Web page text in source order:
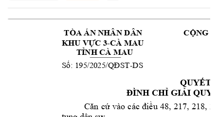
TÒA ÁN NHÂN DÂN CỘNG
KHU VỰC 3-CÀ MAU
TỈNH CÀ MAU
Số: 195/2025/QĐST-DS
QUYẾT
ĐÌNH CHỈ GIẢI
Căn cứ vào các điều 48, 217, 218,